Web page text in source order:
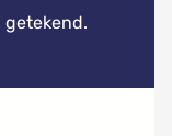
getekend.